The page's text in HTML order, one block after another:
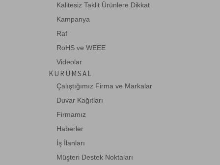
Digitus 8 Port CAT 6 Patch Panel, Class
E, masaüs-->
DN-91624S-EA
Digitus 19 Inch 24 Port Cat-6a EA Sınıfı
FTP Patc-->
DN-91624S-SL-EA
Digitus 24 port CAT. 6A (Category 6A),
Class EA P-->
Kalitesiz Taklit Ürünlere Dikkat
Kampanya
Raf
RoHS ve WEEE
Videolar
KURUMSAL
Çalıştığımız Firma ve Markalar
Duvar Kağıtları
Firmamız
Haberler
İş İlanları
Müşteri Destek Noktaları